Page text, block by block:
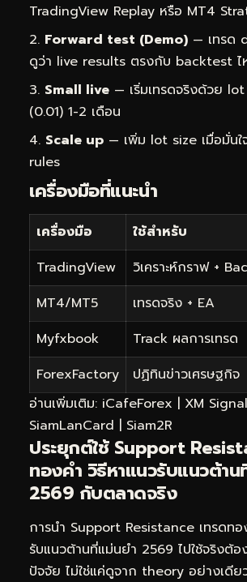
TradingView Replay หรือ MT4
Forward test (Demo) — เทรด
ดูว่า live results ตรงกับ backtest ไ
Small live — เริ่มเทรดจริงด้วย
(0.01) 1-2 เดือน
Scale up — เพิ่ม lot size เมื่อมั่นใ
rules
เครื่องมือที่แนะนำ
เครื่องมือ ใช้สำหรับ
TradingView
วิเคราะห์กราฟ +
MT4/MT5
เทรดจริง + EA
Myfxbook
Track ผลการเทรด
ForexFactory
ปฏิทินข่าวเศรษฐกิจ
อ่านเพิ่มเติม: iCafeForex | XM
SiamLanCard | Siam2R
ประยุกต์ใช้ Support
ทองคำ วิธีหาแนวรับแนวต้า
2569 กับตลาดจริง
การนำ Support Resistance เทรดท
รับแนวต้านที่แม่นยำ 2569 ไปใช้จริงต้
ปัจจัย ไม่ใช่แค่ดูจาก theory อย่างเดี